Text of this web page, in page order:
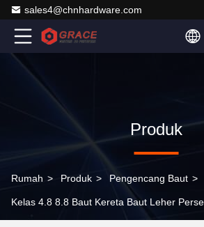
sales4@chnhardware.com
Produk
Rumah > Produk > Pengencang Baut >
Kelas 4.8 8.8 Baut Kereta Baut Leher